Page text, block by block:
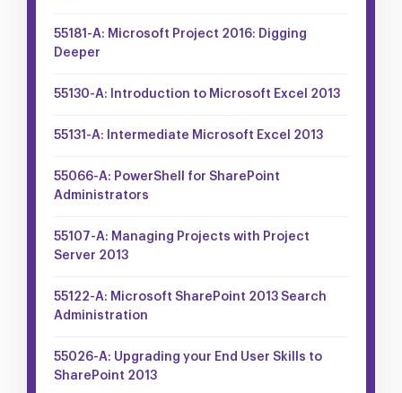
55181-A: Microsoft Project 2016: Digging
Deeper
55130-A: Introduction to Microsoft Excel 2013
55131-A: Intermediate Microsoft Excel 2013
55066-A: PowerShell for SharePoint
Administrators
55107-A: Managing Projects with Project
Server 2013
55122-A: Microsoft SharePoint 2013 Search
Administration
55026-A: Upgrading your End User Skills to
SharePoint 2013